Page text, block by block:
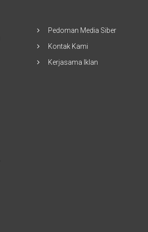
Pedoman Media Siber
Kontak Kami
Kerjasama Iklan